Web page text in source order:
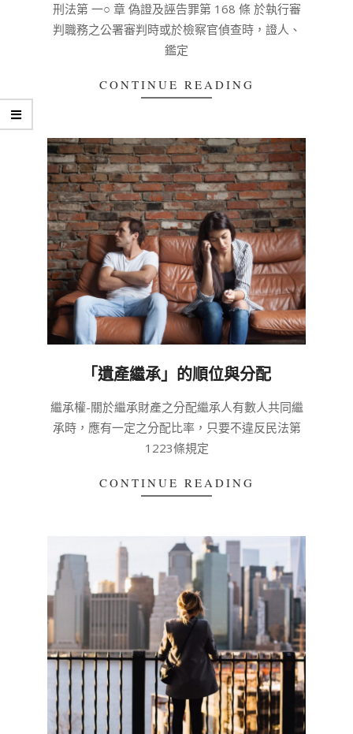
03-
04
刑法第 一○ 章 偽證及誣告罪第 168 條 於執行審
判職務之公署審判時或於檢察官偵查時，證人、
鑑定
CONTINUE READING
「遺產繼承」的順位與分配
03-
04
繼承權-關於繼承財產之分配繼承人有數人共同繼
承時，應有一定之分配比率，只要不違反民法第
1223條規定
CONTINUE READING